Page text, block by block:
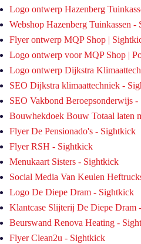
Logo ontwerp Hazenberg
Webshop Hazenberg Tuinkassen -
Flyer ontwerp MQP Shop |
Logo ontwerp voor MQP Shop |
Logo ontwerp Dijkstra
SEO Dijkstra klimaattechniek -
SEO Vakbond Beroepsonderwijs
Bouwhekdoek Bouw Totaal laten
Flyer De Pensionado's - Sightkick
Flyer RSH - Sightkick
Menukaart Sisters - Sightkick
Social Media Van Keulen
Logo De Diepe Dram - Sightkick
Klantcase Slijterij De Diepe Dram
Beurswand Renova Heating -
Flyer Clean2u - Sightkick